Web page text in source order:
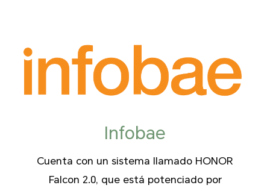
Infobae
Cuenta con un sistema llamado HONOR
Falcon 2.0, que está potenciado por